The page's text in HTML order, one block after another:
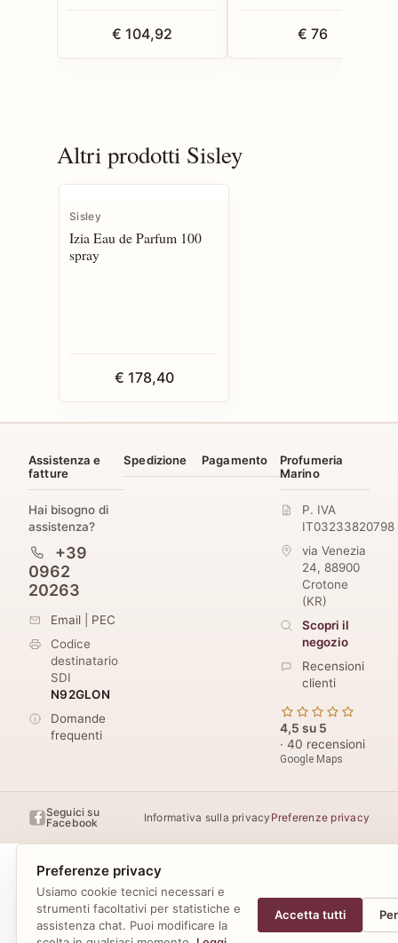
€ 104,92 € 76
Altri prodotti Sisley
Sisley
Izia Eau de Parfum 100
spray
€ 178,40
Assistenza e
fatture
Hai bisogno di
assistenza?
+39
0962
20263
Email
PEC
Codice
destinatario
SDI
N92GLON
Domande
frequenti
Spedizione Pagamento
Profumeria
Marino
P. IVA
IT03233820798
via Venezia
24, 88900
Crotone
(KR)
Scopri il
negozio
Recensioni
clienti
4,5 su 5
· 40 recensioni
Google Maps
Seguici su
Facebook
Informativa sulla privacy Preferenze privacy
Preferenze privacy
Usiamo cookie tecnici necessari e
strumenti facoltativi per statistiche e
assistenza chat. Puoi modificare la
Accetta tutti